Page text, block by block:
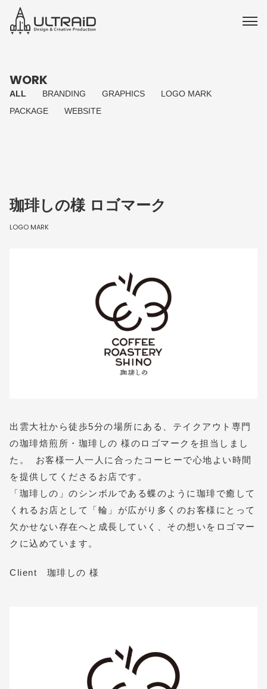
WORK
ALL BRANDING GRAPHICS
LOGO MARK
PACKAGE
WEBSITE
珈琲しの様 ロゴマーク
LOGO MARK
出雲大社から徒歩5分の場所にある、テイクアウト専門
の珈琲焙煎所・珈琲しの 様のロゴマークを担当しまし
た。 お客様一人一人に合ったコーヒーで心地よい時間
を提供してくださるお店です。
「珈琲しの」のシンボルである蝶のように珈琲で癒して
くれるお店として「輪」が広がり多くのお客様にとって
欠かせない存在へと成長していく、その想いをロゴマー
クに込めています。
Client 珈琲しの 様